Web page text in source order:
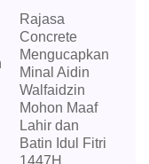
Rajasa
Concrete
Mengucapkan
Minal Aidin
Walfaidzin
Mohon Maaf
Lahir dan
Batin Idul Fitri